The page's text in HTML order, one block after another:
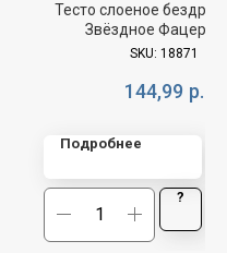
Тесто слоеное
Звёздное Фацер
SKU: 18871
144,99 р.
Подробнее
?